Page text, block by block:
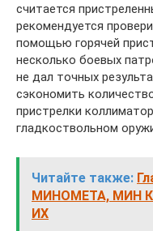
считается
рекомендуется
помощью горячей
несколько боевых
не дал точных
сэкономить
пристрелки
гладкоствольном
Читайте также:
МИНОМЕТА, МИН
ИХ